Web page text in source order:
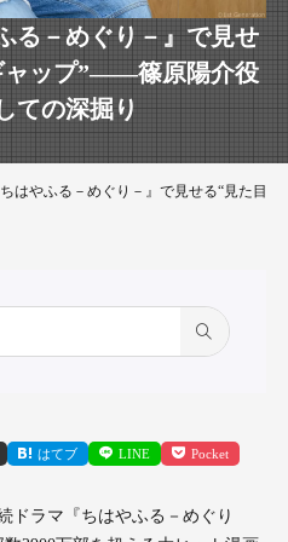
る－めぐり－』で見せ
ャップ”――篠原陽介役
ての深掘り
はやふる－めぐり－』で見せる“見た目
はてブ LINE Pocket
ドラマ『ちはやふる－めぐり